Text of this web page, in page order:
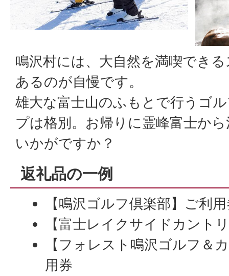
鳴沢村には、大自然を満喫でき
あるのが自慢です。
雄大な富士山のふもとで行うゴ
プは格別。お帰りに霊峰富士か
いかがですか？
返礼品の一例
【鳴沢ゴルフ倶楽部】ご利
【富士レイクサイドカント
【フォレスト鳴沢ゴルフ＆
用券